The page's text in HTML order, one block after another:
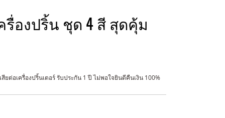
เครื่องปริ้น ชุด 4 สี สุดคุ้ม
ต่อเครื่องปริ้นเตอร์ รับประกัน 1 ปี ไม่พอใจยินดีคืนเงิน 100%